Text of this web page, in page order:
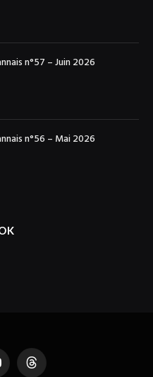
n°57 – Juin 2026
n°56 – Mai 2026
Threads